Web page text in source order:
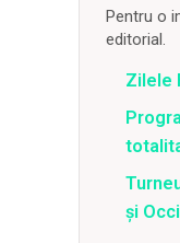
Pentru o
editorial.
Zilele
și